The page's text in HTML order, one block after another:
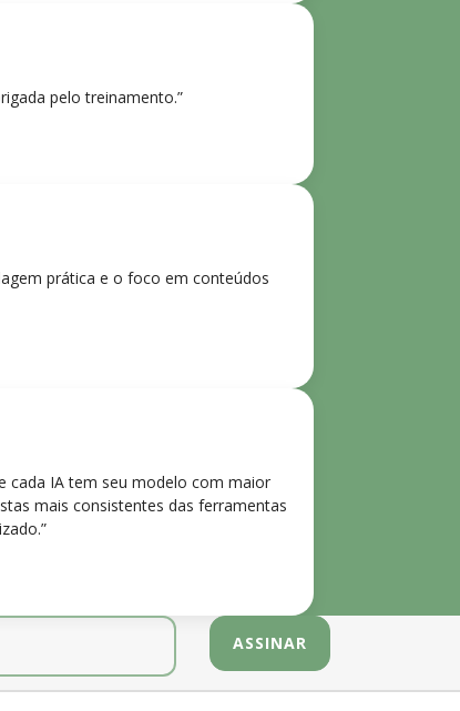
pelo treinamento.”
prática e o foco em conteúdos
cada IA tem seu modelo com maior
mais consistentes das ferramentas